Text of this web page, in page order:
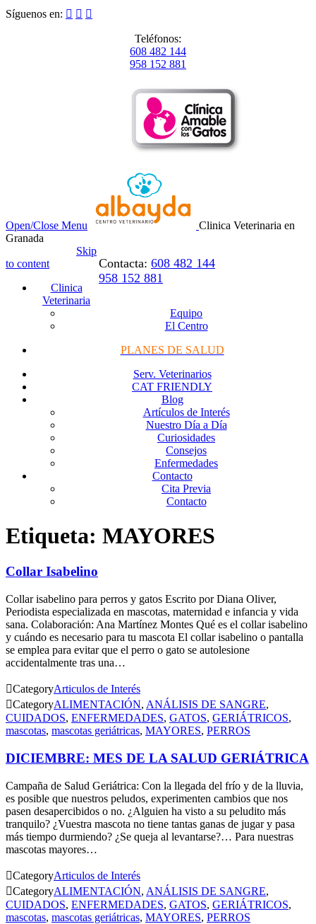
Síguenos en:   
Teléfonos:
608 482 144
958 152 881
Open/Close Menu
Clinica Veterinaria en
Granada
Contacta: 608 482 144
958 152 881
Skip
to content
Clinica
Veterinaria
Equipo
El Centro
PLANES DE SALUD
Serv. Veterinarios
CAT FRIENDLY
Blog
Artículos de Interés
Nuestro Día a Día
Curiosidades
Consejos
Enfermedades
Contacto
Cita Previa
Contacto
Etiqueta: MAYORES
Collar Isabelino
Collar isabelino para perros y gatos Escrito por Diana Oliver,
Periodista especializada en mascotas, maternidad e infancia y vida
sana. Colaboración: Ana Martínez Montes Qué es el collar isabelino
y cuándo es necesario para tu mascota El collar isabelino o pantalla
se emplea para evitar que el perro o gato se autolesione
accidentalmente tras una…
CategoryArticulos de Interés
CategoryALIMENTACIÓN, ANÁLISIS DE SANGRE,
CUIDADOS, ENFERMEDADES, GATOS, GERIÁTRICOS,
mascotas, mascotas geriátricas, MAYORES, PERROS
DICIEMBRE: MES DE LA SALUD GERIÁTRICA
Campaña de Salud Geriátrica: Con la llegada del frío y de la lluvia,
es posible que nuestros peludos, experimenten cambios que nos
pasen desapercibidos o no. ¿Alguien ha visto a su peludito más
tranquilo? ¿Vuestra mascota no tiene tantas ganas de jugar y pasa
más tiempo durmiendo? ¿Se queja al levantarse?… Para nuestras
mascotas mayores…
CategoryArticulos de Interés
CategoryALIMENTACIÓN, ANÁLISIS DE SANGRE,
CUIDADOS, ENFERMEDADES, GATOS, GERIÁTRICOS,
mascotas, mascotas geriátricas, MAYORES, PERROS